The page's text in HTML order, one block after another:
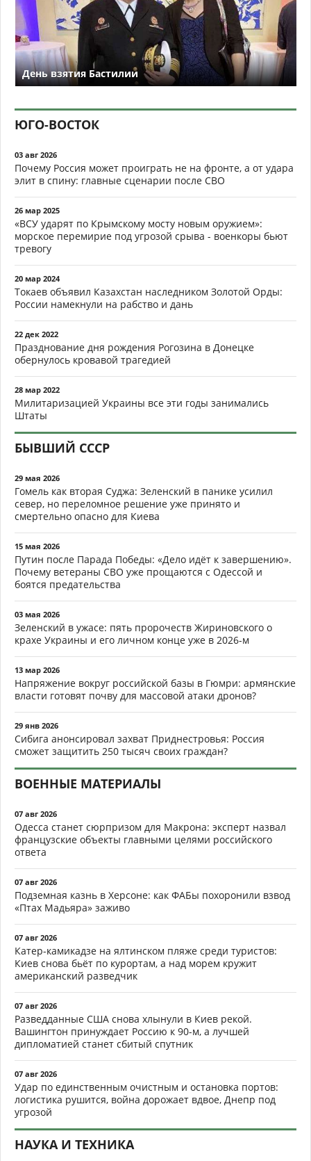
День взятия Бастилии
ЮГО-ВОСТОК
03 авг 2026
Почему Россия может проиграть не на фронте, а от удара
элит в спину: главные сценарии после СВО
26 мар 2025
«ВСУ ударят по Крымскому мосту новым оружием»:
морское перемирие под угрозой срыва - военкоры бьют
тревогу
20 мар 2024
Токаев объявил Казахстан наследником Золотой Орды:
России намекнули на рабство и дань
22 дек 2022
Празднование дня рождения Рогозина в Донецке
обернулось кровавой трагедией
28 мар 2022
Милитаризацией Украины все эти годы занимались
Штаты
БЫВШИЙ СССР
29 мая 2026
Гомель как вторая Суджа: Зеленский в панике усилил
север, но переломное решение уже принято и
смертельно опасно для Киева
15 мая 2026
Путин после Парада Победы: «Дело идёт к завершению».
Почему ветераны СВО уже прощаются с Одессой и
боятся предательства
03 мая 2026
Зеленский в ужасе: пять пророчеств Жириновского о
крахе Украины и его личном конце уже в 2026-м
13 мар 2026
Напряжение вокруг российской базы в Гюмри: армянские
власти готовят почву для массовой атаки дронов?
29 янв 2026
Сибига анонсировал захват Приднестровья: Россия
сможет защитить 250 тысяч своих граждан?
ВОЕННЫЕ МАТЕРИАЛЫ
07 авг 2026
Одесса станет сюрпризом для Макрона: эксперт назвал
французские объекты главными целями российского
ответа
07 авг 2026
Подземная казнь в Херсоне: как ФАБы похоронили взвод
«Птах Мадьяра» заживо
07 авг 2026
Катер-камикадзе на ялтинском пляже среди туристов:
Киев снова бьёт по курортам, а над морем кружит
американский разведчик
07 авг 2026
Разведданные США снова хлынули в Киев рекой.
Вашингтон принуждает Россию к 90-м, а лучшей
дипломатией станет сбитый спутник
07 авг 2026
Удар по единственным очистным и остановка портов:
логистика рушится, война дорожает вдвое, Днепр под
угрозой
НАУКА И ТЕХНИКА